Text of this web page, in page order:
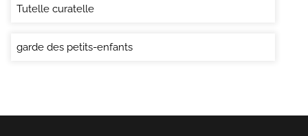
Tutelle curatelle
garde des petits-enfants